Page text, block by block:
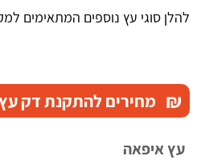
להלן סוגי עץ נוספים המתאימים
₪ מחירים להתקנת דק
עץ איפאה